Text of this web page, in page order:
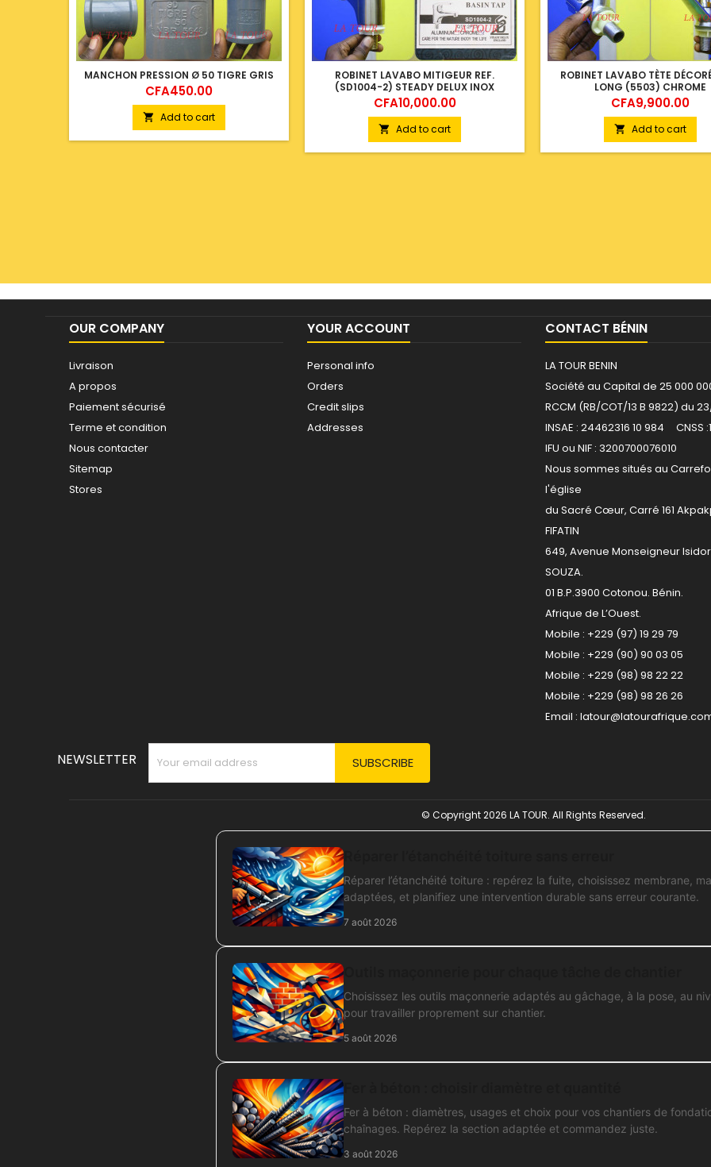
MANCHON PRESSION Ø 50 TIGRE GRIS
Price
CFA450.00
 Add to cart
ROBINET LAVABO MITIGEUR REF.
(SD1004-2) STEADY DELUX INOX
Price
CFA10,000.00
 Add to cart
ROBINET LAVABO TÈTE
LONG (5503) CHROME
Price
CFA9,900.00
 Add to cart
OUR COMPANY
Livraison
A propos
Paiement sécurisé
Terme et condition
Nous contacter
Sitemap
Stores
YOUR ACCOUNT
Personal info
Orders
Credit slips
Addresses
CONTACT BÉNIN
LA TOUR BENIN
Société au Capital de 25 000
RCCM (RB/COT/13 B 9822) du
INSAE : 24462316 10 984 CNSS
IFU ou NIF : 3200700076010
Nous sommes situés au
l'église
du Sacré Cœur, Carré 161
FIFATIN
649, Avenue Monseigneur
SOUZA.
01 B.P.3900 Cotonou. Bénin.
Afrique de L’Ouest.
Mobile : +229 (97) 19 29 79
Mobile : +229 (90) 90 03 05
Mobile : +229 (98) 98 22 22
Mobile : +229 (98) 98 26 26
Email :
NEWSLETTER
© Copyright 2026 LA TOUR. All Rights Reserved.
Réparer l’étanchéité toiture : repérez la fuite, choisissez membrane,
adaptées, et planifiez une intervention durable sans erreur courante.
7 août 2026
Choisissez les outils maçonnerie adaptés au gâchage, à la pose, au
pour travailler proprement sur chantier.
5 août 2026
Fer à béton : diamètres, usages et choix pour vos chantiers de
chaînages. Repérez la section adaptée et commandez juste.
3 août 2026